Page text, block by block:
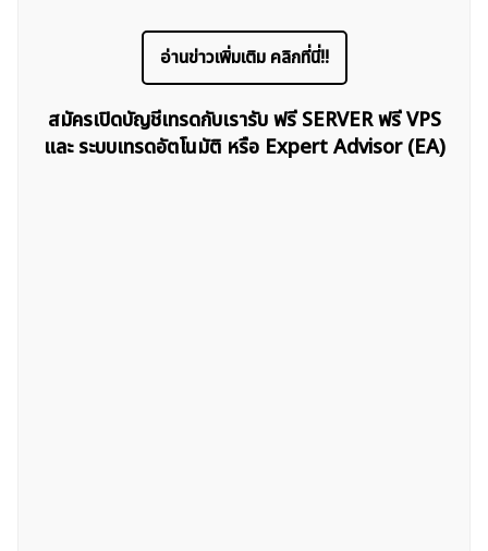
อ่านข่าวเพิ่มเติม คลิกที่นี่!!
สมัครเปิดบัญชีเทรดกับเรารับ ฟรี SERVER ฟรี VPS
และ ระบบเทรดอัตโนมัติ หรือ Expert Advisor (EA)